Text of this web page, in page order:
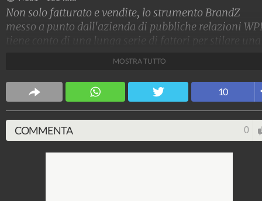
Non solo fatturato e vendite, lo strumento BrandZ
messo a punto dall'azienda di pubbliche relazioni
tiene conto di una lunga serie di fattori per stilare una
Apple, seguita da Google e Microsoft.
250.020.313-3.448 video-3.077 foto
MOSTRA TUTTO
10
COMMENTA 0